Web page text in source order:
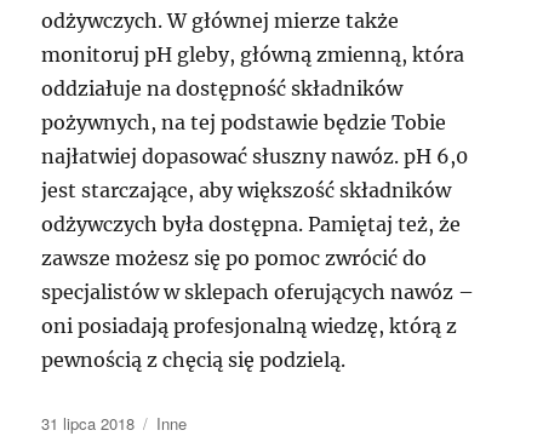
odżywczych. W głównej mierze także
monitoruj pH gleby, główną zmienną, która
oddziałuje na dostępność składników
pożywnych, na tej podstawie będzie Tobie
najłatwiej dopasować słuszny nawóz. pH 6,0
jest starczające, aby większość składników
odżywczych była dostępna. Pamiętaj też, że
zawsze możesz się po pomoc zwrócić do
specjalistów w sklepach oferujących nawóz –
oni posiadają profesjonalną wiedzę, którą z
pewnością z chęcią się podzielą.
Data
31 lipca 2018 Kategorie
Inne